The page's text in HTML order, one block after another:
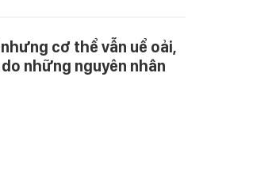
cơ thể vẫn uể oải,
những nguyên nhân